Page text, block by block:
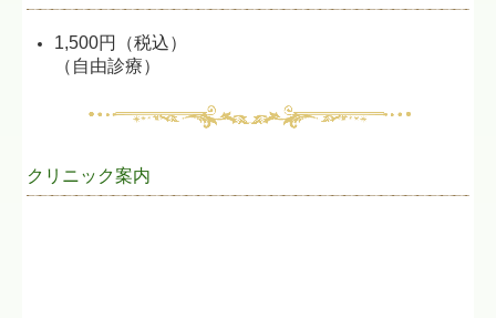
クリニック案内
1,500円（税込）
（自由診療）